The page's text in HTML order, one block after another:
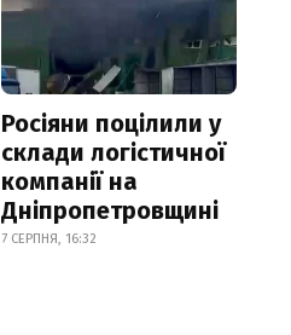
Росіяни поцілили у
склади логістичної
компанії на
Дніпропетровщині
7 СЕРПНЯ, 16:32